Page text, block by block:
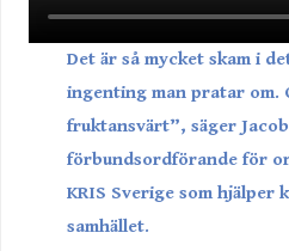
Det är så mycket skam i
ingenting man pratar om.
fruktansvärt”, säger
förbundsordförande för
KRIS Sverige som hjälper
samhället.